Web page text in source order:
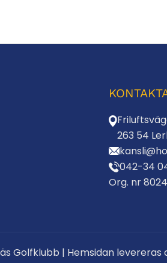
263 54
042-34
Org. nr
Golfklubb | Hemsidan levereras